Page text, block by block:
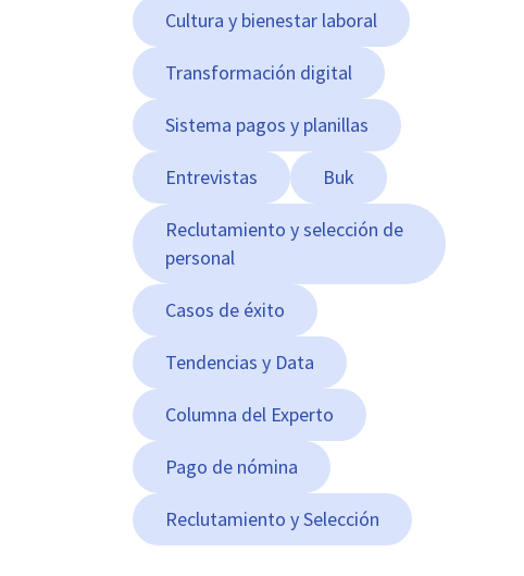
Cultura y bienestar laboral
Transformación digital
Sistema pagos y planillas
Entrevistas Buk
Reclutamiento y selección de
personal
Casos de éxito
Tendencias y Data
Columna del Experto
Pago de nómina
Reclutamiento y Selección